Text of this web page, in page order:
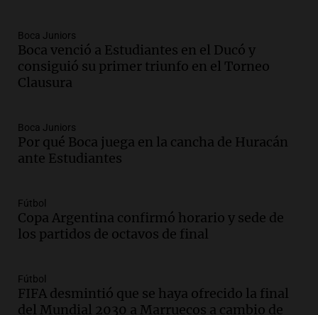
Audio. Historiador de la UBA celebró la
marcha atrás en la Ley de Tierras:
“Frenamos un saqueo de recursos”
Amamos Argentina
Audio.
Federal Sancor Seguros y adelantó su
nuevo tema a Cadena 3 Rosario.
Audio.
Cierre del Paso Internacional
Cristo Redentor por acumulación de
nieve se extiende a 22 días
Episodios
Audio.Estudiantes de Italia realizan
prácticas docentes en Córdoba para
Boca Juniors
Boca venció a Estudiantes en el Ducó y
consiguió su primer triunfo en el Torneo
Clausura
Boca Juniors
Por qué Boca juega en la cancha de Huracán
ante Estudiantes
Fútbol
Copa Argentina confirmó horario y sede de
los partidos de octavos de final
Fútbol
FIFA desmintió que se haya ofrecido la final
del Mundial 2030 a Marruecos a cambio de